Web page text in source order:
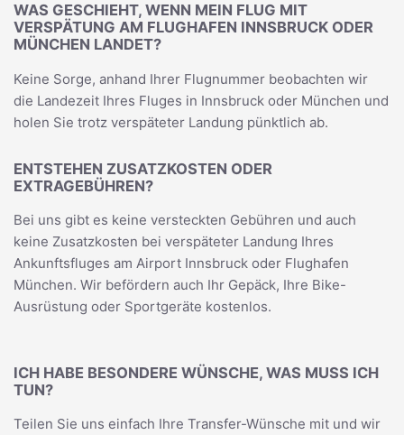
WAS GESCHIEHT, WENN MEIN FLUG MIT
VERSPÄTUNG AM FLUGHAFEN INNSBRUCK ODER
MÜNCHEN LANDET?
Keine Sorge, anhand Ihrer Flugnummer beobachten wir
die Landezeit Ihres Fluges in Innsbruck oder München und
holen Sie trotz verspäteter Landung pünktlich ab.
ENTSTEHEN ZUSATZKOSTEN ODER
EXTRAGEBÜHREN?
Bei uns gibt es keine versteckten Gebühren und auch
keine Zusatzkosten bei verspäteter Landung Ihres
Ankunftsfluges am Airport Innsbruck oder Flughafen
München. Wir befördern auch Ihr Gepäck, Ihre Bike-
Ausrüstung oder Sportgeräte kostenlos.
ICH HABE BESONDERE WÜNSCHE, WAS MUSS ICH
TUN?
Teilen Sie uns einfach Ihre Transfer-Wünsche mit und wir